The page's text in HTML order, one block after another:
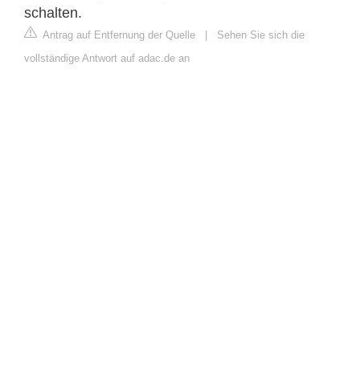
schalten.
Antrag auf Entfernung der Quelle | Sehen Sie sich die
vollständige Antwort auf adac.de an